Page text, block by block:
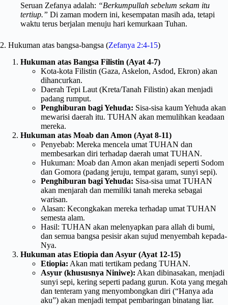
Seruan Zefanya adalah: “Berkumpullah sebelum sekam itu
tertiup.” Di zaman modern ini, kesempatan masih ada, tetapi
waktu terus berjalan menuju hari kemurkaan Tuhan.
2. Hukuman atas bangsa-bangsa (Zefanya 2:4-15)
Hukuman atas Bangsa Filistin (Ayat 4-7)
Kota-kota Filistin (Gaza, Askelon, Asdod, Ekron) akan
dihancurkan.
Daerah Tepi Laut (Kreta/Tanah Filistin) akan menjadi
padang rumput.
Penghiburan bagi Yehuda: Sisa-sisa kaum Yehuda akan
mewarisi daerah itu. TUHAN akan memulihkan keadaan
mereka.
Hukuman atas Moab dan Amon (Ayat 8-11)
Penyebab: Mereka mencela umat TUHAN dan
membesarkan diri terhadap daerah umat TUHAN.
Hukuman: Moab dan Amon akan menjadi seperti Sodom
dan Gomora (padang jeruju, tempat garam, sunyi sepi).
Penghiburan bagi Yehuda: Sisa-sisa umat TUHAN
akan menjarah dan memiliki tanah mereka sebagai
warisan.
Alasan: Kecongkakan mereka terhadap umat TUHAN
semesta alam.
Hasil: TUHAN akan melenyapkan para allah di bumi,
dan semua bangsa pesisir akan sujud menyembah kepada-
Nya.
Hukuman atas Etiopia dan Asyur (Ayat 12-15)
Etiopia: Akan mati tertikam pedang TUHAN.
Asyur (khususnya Niniwe): Akan dibinasakan, menjadi
sunyi sepi, kering seperti padang gurun. Kota yang megah
dan tenteram yang menyombongkan diri (“Hanya ada
aku”) akan menjadi tempat pembaringan binatang liar.